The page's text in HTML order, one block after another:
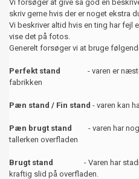
Vi forsøger at give så god en
skriv gerne hvis der er noget ekstra
Vi beskriver altid hvis en ting har fejl
vise det på fotos.
Generelt forsøger vi at bruge
Perfekt stand - varen er næsten
fabrikken
Pæn stand / Fin stand - varen kan
Pæn brugt stand
- varen har
tallerken overfladen
Brugt stand
- Varen har stadig
kraftig slid på overfladen.